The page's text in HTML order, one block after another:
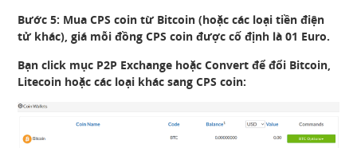
Bước 5: Mua CPS coin từ Bitcoin (hoặc các loại tiền điện
tử khác), giá mỗi đồng CPS coin được cố định là 01 Euro.
Bạn click mục P2P Exchange hoặc Convert để đổi Bitcoin,
Litecoin hoặc các loại khác sang CPS coin: